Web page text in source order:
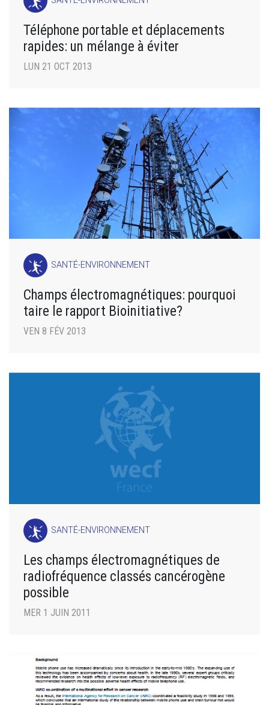
Téléphone portable et déplacements
rapides: un mélange à éviter
LUN 21 OCT 2013
SANTÉ-ENVIRONNEMENT
Champs électromagnétiques: pourquoi
taire le rapport Bioinitiative?
VEN 8 FÉV 2013
SANTÉ-ENVIRONNEMENT
Les champs électromagnétiques de
radiofréquence classés cancérogène
possible
MER 1 JUIN 2011